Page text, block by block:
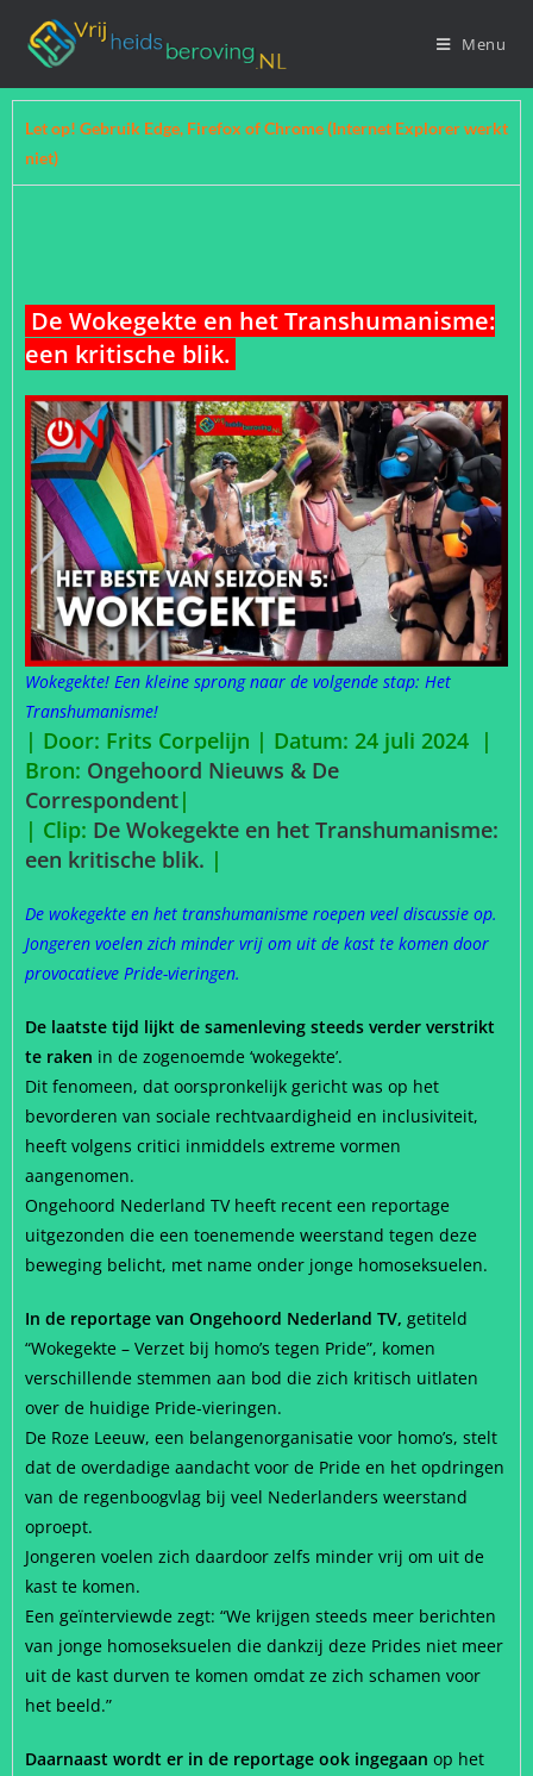
Menu
Let op! Gebruik Edge, Firefox of Chrome (Internet Explorer werkt
niet)
De Wokegekte en het Transhumanisme:
een kritische blik.
Wokegekte! Een kleine sprong naar de volgende stap: Het
Transhumanisme!
| Door: Frits Corpelijn | Datum: 24 juli 2024 |
Bron: Ongehoord Nieuws & De
Correspondent|
| Clip: De Wokegekte en het Transhumanisme:
een kritische blik. |
De wokegekte en het transhumanisme roepen veel discussie op.
Jongeren voelen zich minder vrij om uit de kast te komen door
provocatieve Pride-vieringen.
De laatste tijd lijkt de samenleving steeds verder verstrikt
te raken in de zogenoemde ‘wokegekte’.
Dit fenomeen, dat oorspronkelijk gericht was op het
bevorderen van sociale rechtvaardigheid en inclusiviteit,
heeft volgens critici inmiddels extreme vormen
aangenomen.
Ongehoord Nederland TV heeft recent een reportage
uitgezonden die een toenemende weerstand tegen deze
beweging belicht, met name onder jonge homoseksuelen.
In de reportage van Ongehoord Nederland TV, getiteld
“Wokegekte – Verzet bij homo’s tegen Pride”, komen
verschillende stemmen aan bod die zich kritisch uitlaten
over de huidige Pride-vieringen.
De Roze Leeuw, een belangenorganisatie voor homo’s, stelt
dat de overdadige aandacht voor de Pride en het opdringen
van de regenboogvlag bij veel Nederlanders weerstand
oproept.
Jongeren voelen zich daardoor zelfs minder vrij om uit de
kast te komen.
Een geïnterviewde zegt: “We krijgen steeds meer berichten
van jonge homoseksuelen die dankzij deze Prides niet meer
uit de kast durven te komen omdat ze zich schamen voor
het beeld.”
Daarnaast wordt er in de reportage ook ingegaan op het